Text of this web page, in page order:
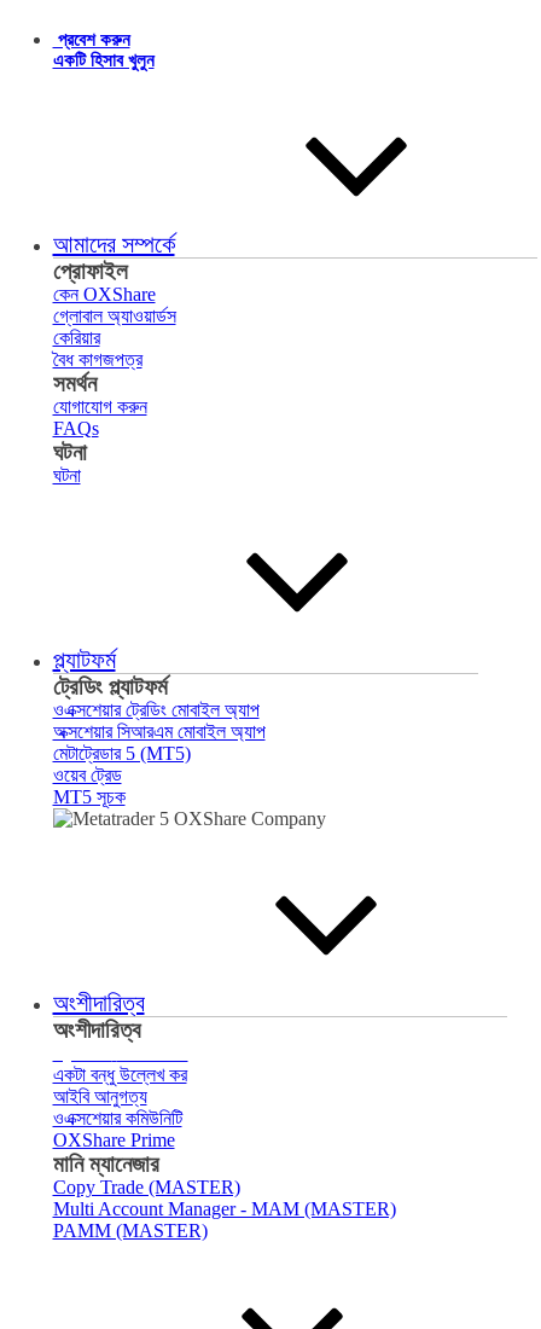
প্রবেশ করুন
একটি হিসাব খুলুন
আমাদের সম্পর্কে
প্রোফাইল
কেন OXShare
গ্লোবাল অ্যাওয়ার্ডস
কেরিয়ার
বৈধ কাগজপত্র
সমর্থন
যোগাযোগ করুন
FAQs
ঘটনা
ঘটনা
প্ল্যাটফর্ম
ট্রেডিং প্ল্যাটফর্ম
ওএক্সশেয়ার ট্রেডিং মোবাইল অ্যাপ
অক্সশেয়ার সিআরএম মোবাইল অ্যাপ
মেটাট্রেডার 5 (MT5)
ওয়েব ট্রেড
MT5 সূচক
অংশীদারিত্ব
অংশীদারিত্ব
একটা বন্ধু উল্লেখ কর
আইবি আনুগত্য
ওএক্সশেয়ার কমিউনিটি
OXShare Prime
মানি ম্যানেজার
Copy Trade (MASTER)
Multi Account Manager - MAM (MASTER)
PAMM (MASTER)